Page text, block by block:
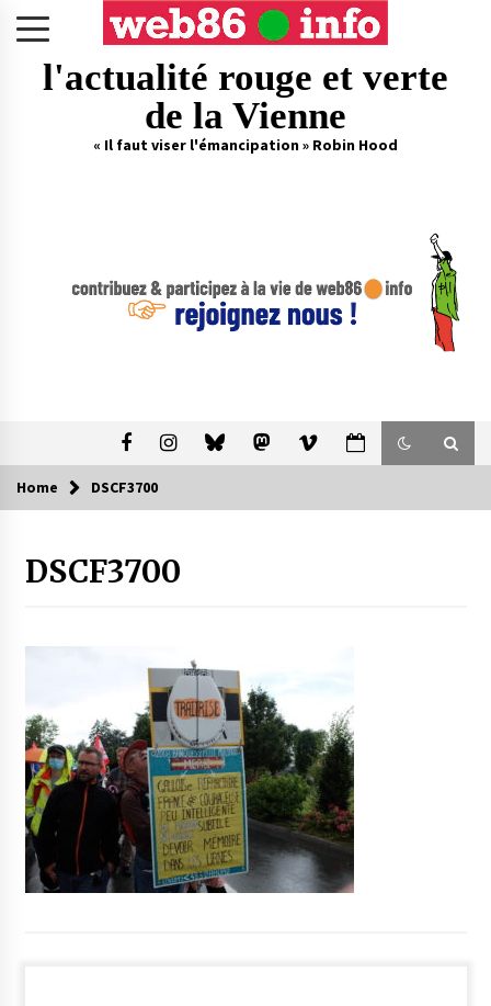
l'actualité rouge et verte
de la Vienne
« Il faut viser l'émancipation » Robin Hood
Home DSCF3700
DSCF3700